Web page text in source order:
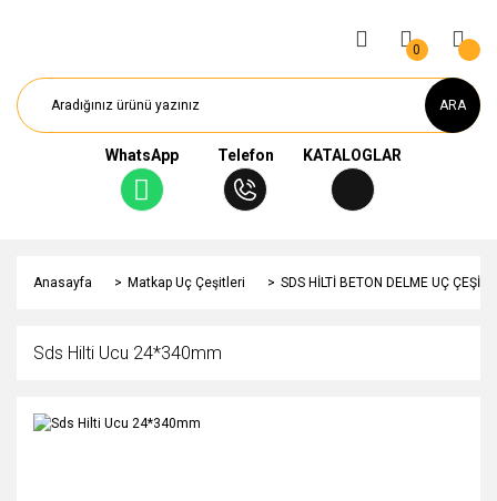
ARA
WhatsApp Telefon KATALOGLAR
0
Anasayfa Matkap Uç Çeşitleri SDS HİLTİ BETON DELME UÇ
Sds Hilti Ucu 24*340mm